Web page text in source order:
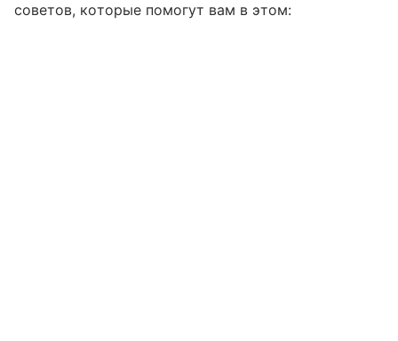
советов, которые помогут вам в этом: